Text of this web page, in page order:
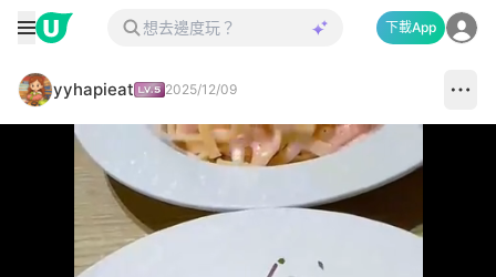
下載App
yyhapieat 2025/12/09